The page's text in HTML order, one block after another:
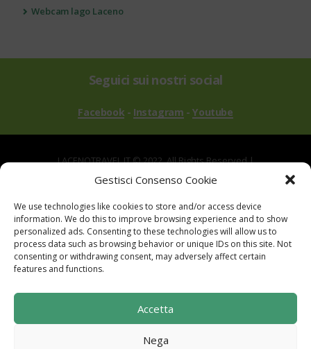
Gestisci Consenso Cookie
We use technologies like cookies to store and/or access device
information. We do this to improve browsing experience and to show
personalized ads. Consenting to these technologies will allow us to
process data such as browsing behavior or unique IDs on this site. Not
consenting or withdrawing consent, may adversely affect certain
features and functions.
Accetta
Nega
Webcam lago Laceno
Seguici sui nostri social
Facebook - Instagram -Youtube
LACENOTRAVEL.IT © 2022. All Rights Reserved |
via Alle Mandrie, 83043 Bagnoli Irpino AV | P.IVA
Powered byTreeWeb|Privacy| Cookie |
Contatti |Mappa del Sito
Sito realizzato con i fondi del "Gruppo di Azione
Locale I Sentieri del Buon Vivere s.c. a r.l.".
Programma di Sviluppo Rurale per la Campania
2014-2020. Misura 19 - Sviluppo Locale di tipo